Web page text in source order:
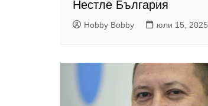
Нестле България
Hobby Bobby юли 15, 2025